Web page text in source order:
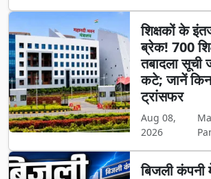
शिक्षकों के
ब्रेक! 700
तबादला सूची
कटे; जानें
ट्रांसफर
Aug 08,
2026
बिजली कंपनी